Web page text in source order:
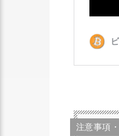
注意事項